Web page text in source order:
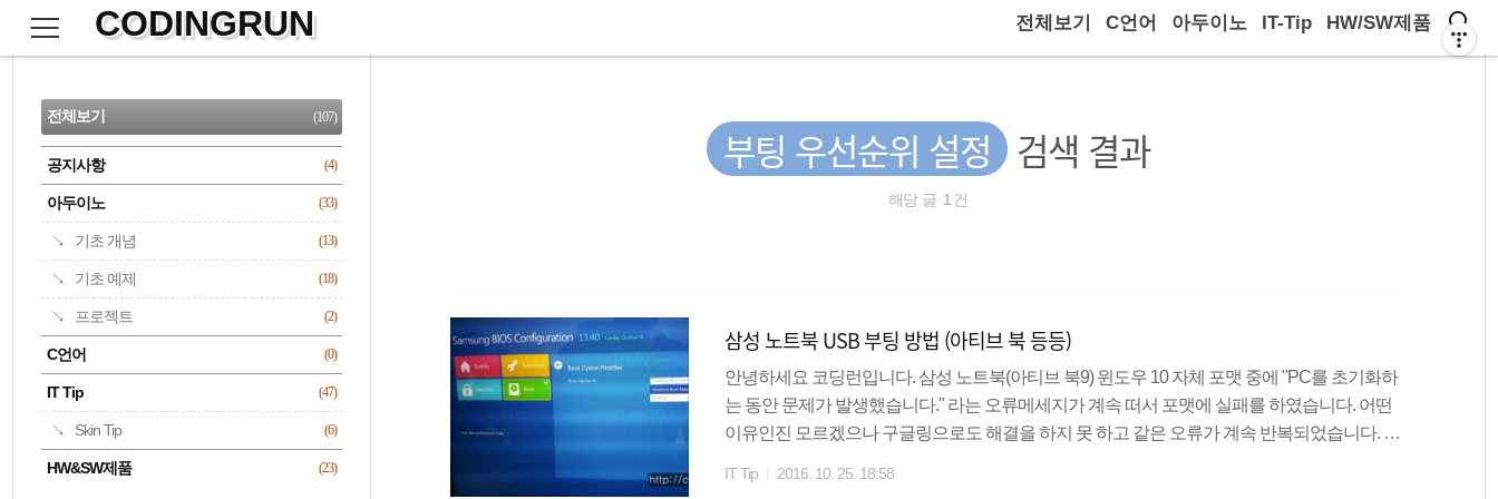
으
CODINGRUN 전체보기 C언어 아두이노 IT-Tip HW/SW제품
부팅 우선순위 설정 검색 결과
해당 글 1 건
삼성 노트북 USB 부팅 방법 (아티브 북 등등)
안녕하세요 코딩런입니다. 삼성 노트북(아티브 북9) 윈도우 10 자체 포맷 중에 "PC를 초기화하
는 동안 문제가 발생했습니다." 라는 오류메세지가 계속 떠서 포맷에 실패를 하였습니다. 어떤
이유인진 모르겠으나 구글링으로도 해결을 하지 못 하고 같은 오류가 계속 반복되었습니다. 윈
방식으로든 윈도우만 설치하면 계속 사용이 가능하기에 USB로 설치하기로 했습니다.그러나
IT Tip 2016. 10. 25. 18:58
CATEGORY
전체보기 (107)
공지사항 (4)
아두이노 (33)
기초 개념 (13)
기초 예제 (18)
프로젝트 (2)
C언어 (0)
IT Tip (47)
Skin Tip (6)
HW&SW제품 (23)
검